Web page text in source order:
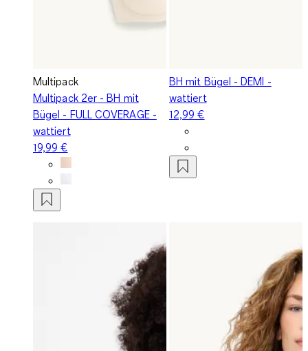
Multipack
Multipack 2er - BH mit
Bügel - FULL COVERAGE -
wattiert
19,99 €
BH mit Bügel - DEMI -
wattiert
12,99 €